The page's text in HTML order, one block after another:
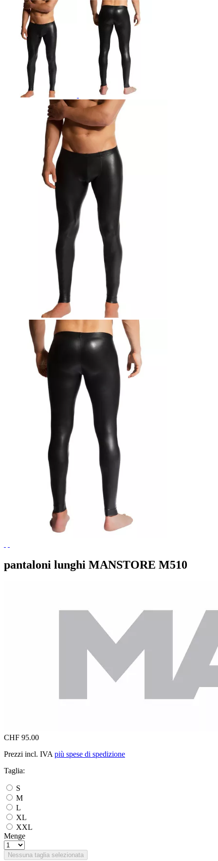
pantaloni lunghi MANSTORE M510
CHF 95.00
Prezzi incl. IVA più spese di spedizione
Taglia:
S
M
L
XL
XXL
Menge
Nessuna taglia selezionata